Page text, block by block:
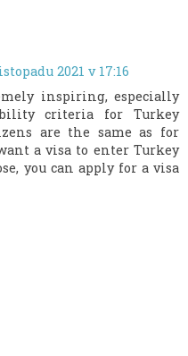
2021 v 17:16
inspiring, especially
criteria for Turkey
are the same as for
a visa to enter Turkey
you can apply for a visa